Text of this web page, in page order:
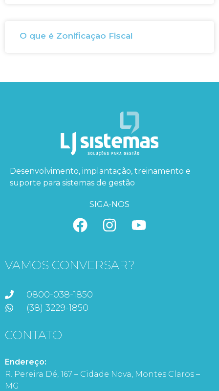
O que é Zonificação Fiscal
Desenvolvimento, implantação, treinamento e
suporte para sistemas de gestão
SIGA-NOS
VAMOS CONVERSAR?
0800-038-1850
(38) 3229-1850
CONTATO
Endereço:
R. Pereira Dé, 167 – Cidade Nova, Montes Claros –
MG